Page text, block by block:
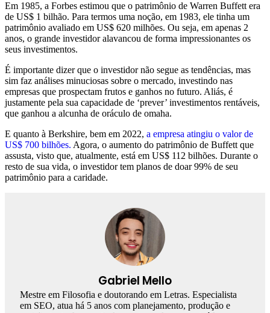
Em 1985, a Forbes estimou que o patrimônio de Warren Buffett era
de US$ 1 bilhão. Para termos uma noção, em 1983, ele tinha um
patrimônio avaliado em US$ 620 milhões. Ou seja, em apenas 2
anos, o grande investidor alavancou de forma impressionantes os
seus investimentos.
É importante dizer que o investidor não segue as tendências, mas
sim faz análises minuciosas sobre o mercado, investindo nas
empresas que prospectam frutos e ganhos no futuro. Aliás, é
justamente pela sua capacidade de ‘prever’ investimentos rentáveis,
que ganhou a alcunha de oráculo de omaha.
E quanto à Berkshire, bem em 2022, a empresa atingiu o valor de
US$ 700 bilhões. Agora, o aumento do patrimônio de Buffett que
assusta, visto que, atualmente, está em US$ 112 bilhões. Durante o
resto de sua vida, o investidor tem planos de doar 99% de seu
patrimônio para a caridade.
Gabriel Mello
Mestre em Filosofia e doutorando em Letras. Especialista
em SEO, atua há 5 anos com planejamento, produção e